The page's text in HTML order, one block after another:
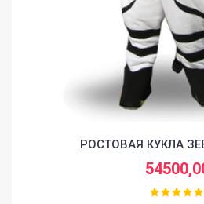
РОСТОВАЯ КУКЛА